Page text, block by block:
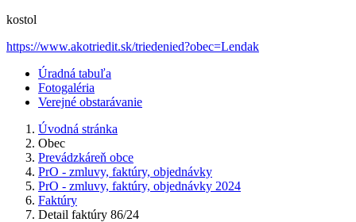
kostol
https://www.akotriedit.sk/triedenied?obec=Lendak
Úradná tabuľa
Fotogaléria
Verejné obstarávanie
Úvodná stránka
Obec
Prevádzkáreň obce
PrO - zmluvy, faktúry, objednávky
PrO - zmluvy, faktúry, objednávky 2024
Faktúry
Detail faktúry 86/24